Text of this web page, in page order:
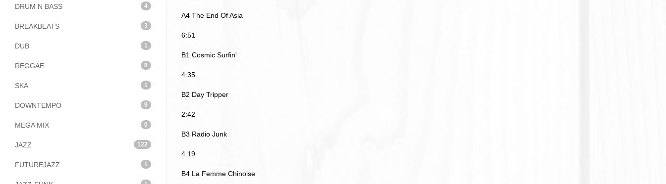
DRUM N BASS 4
BREAKBEATS 3
DUB 1
REGGAE 8
SKA 1
DOWNTEMPO 9
MEGA MIX 0
JAZZ 122
FUTUREJAZZ 1
A4 The End Of Asia
6:51
B1 Cosmic Surfin'
4:35
B2 Day Tripper
2:42
B3 Radio Junk
4:19
B4 La Femme Chinoise